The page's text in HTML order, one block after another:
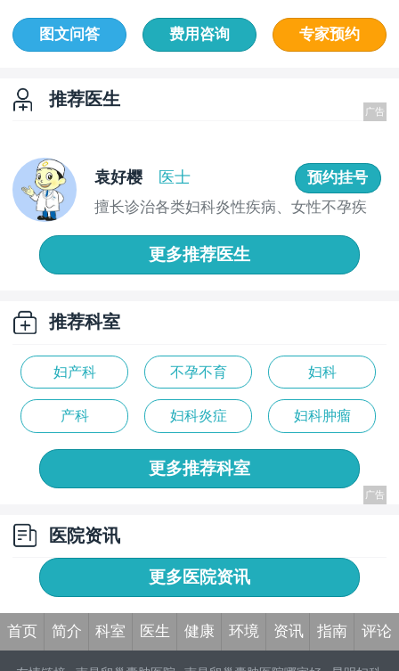
图文问答 费用咨询 专家预约
推荐医生
袁好樱 医士
预约挂号
擅长诊治各类妇科炎性疾病、女性不孕疾
更多推荐医生
推荐科室
妇产科 不孕不育 妇科
产科 妇科炎症 妇科肿瘤
更多推荐科室
医院资讯
更多医院资讯
首页 简介 科室 医生 健康 环境 资讯 指南 评论